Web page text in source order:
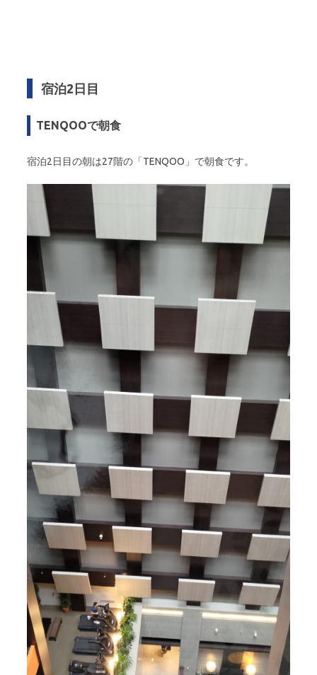
宿泊2日目
TENQOOで朝食
宿泊2日目の朝は27階の「TENQOO」で朝食です。